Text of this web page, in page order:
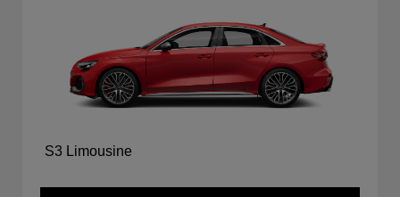
S3 Limousine